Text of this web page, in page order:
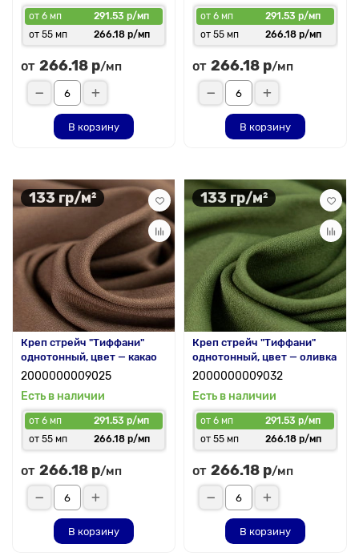
от 6 мп
291.53 р/мп
от 55 мп
266.18 р/мп
от 266.18 р/мп
В корзину
от 6 мп
291.53 р/мп
от 55 мп
266.18 р/мп
от 266.18 р/мп
В корзину
133 гр/м²
Креп стрейч "Тиффани"
однотонный, цвет — какао
2000000009025
Есть в наличии
от 6 мп
291.53 р/мп
от 55 мп
266.18 р/мп
от 266.18 р/мп
В корзину
133 гр/м²
Креп стрейч "Тиффани"
однотонный, цвет — оливка
2000000009032
Есть в наличии
от 6 мп
291.53 р/мп
от 55 мп
266.18 р/мп
от 266.18 р/мп
В корзину